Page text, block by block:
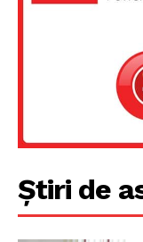
Știri de